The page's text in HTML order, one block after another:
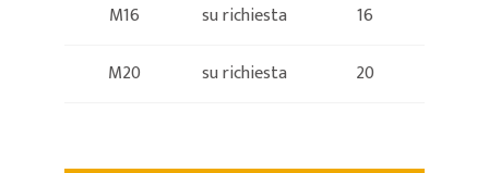
M16
su richiesta
16
M20
su richiesta 20